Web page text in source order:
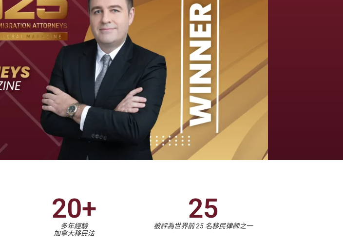
20+
多年經驗
加拿大移民法
25
被評為世界前 25 名移民律師之一